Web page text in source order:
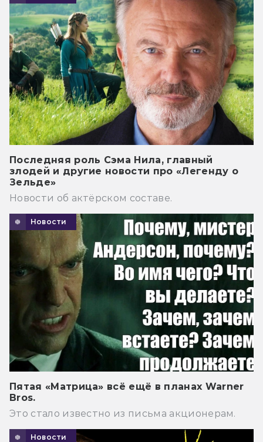
Последняя роль Сэма Нила, главный
злодей и другие новости про «Легенду о
Зельде»
Новости об актёрском составе.
Новости
Пятая «Матрица» всё ещё в планах Warner
Bros.
Это стало известно из письма акционерам.
Новости